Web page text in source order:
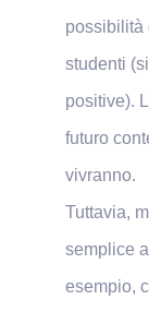
possibilità
studenti
positive).
futuro
vivranno.
Tuttavia,
semplice
esempio,